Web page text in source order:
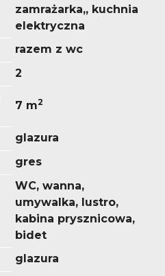
zamrażarka,, kuchnia
elektryczna
razem z wc
2
7 m2
glazura
gres
WC, wanna,
umywalka, lustro,
kabina prysznicowa,
bidet
glazura